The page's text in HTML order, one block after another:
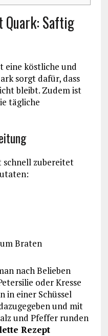
Quark: Saftig
eine köstliche und
sorgt dafür, dass
bleibt. Zudem ist
tägliche
zubereitet
Braten
nach Belieben
oder Kresse
in einer Schüssel
und mit
und Pfeffer runden
Rezept